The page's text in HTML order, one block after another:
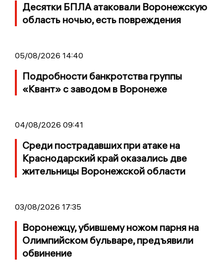
Десятки БПЛА атаковали Воронежскую
область ночью, есть повреждения
05/08/2026 14:40
Подробности банкротства группы
«Квант» с заводом в Воронеже
04/08/2026 09:41
Среди пострадавших при атаке на
Краснодарский край оказались две
жительницы Воронежской области
03/08/2026 17:35
Воронежцу, убившему ножом парня на
Олимпийском бульваре, предъявили
обвинение